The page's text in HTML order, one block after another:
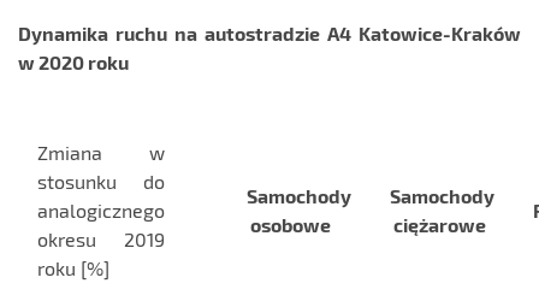
Dynamika ruchu na autostradzie A4 Katowice-Kraków
w 2020 roku
Zmiana w
stosunku do
analogicznego
okresu 2019
roku [%]
Samochody
osobowe
Samochody
ciężarowe